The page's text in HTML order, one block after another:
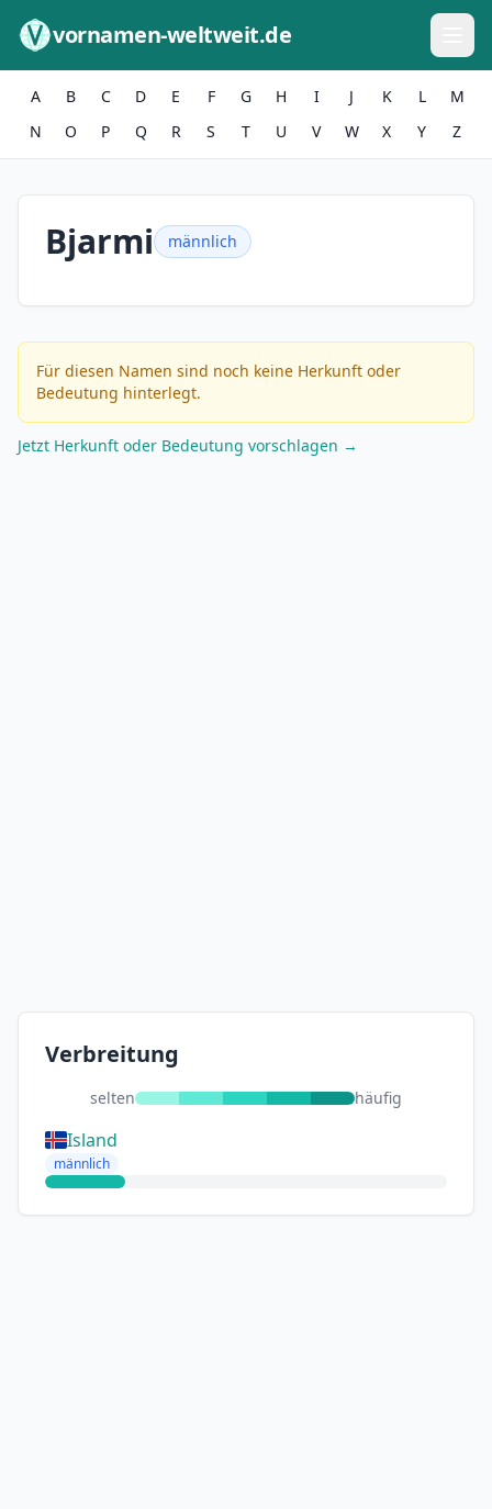
vornamen-weltweit.de
A B C D E F G H I J K L
M
N
O P Q R S T U V W X Y Z
Bjarmi männlich
Für diesen Namen sind noch keine Herkunft oder
Bedeutung hinterlegt.
Jetzt Herkunft oder Bedeutung vorschlagen →
Verbreitung
selten häufig
Island
männlich